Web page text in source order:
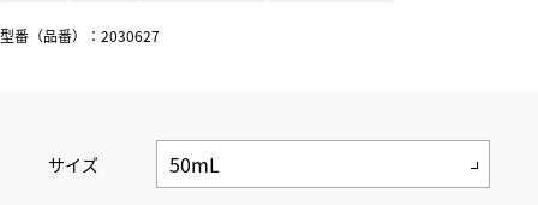
型番（品番）：2030627
サイズ